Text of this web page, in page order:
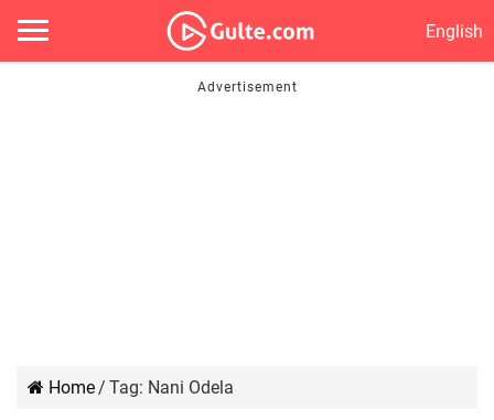
English
Home/ Tag: Nani Odela